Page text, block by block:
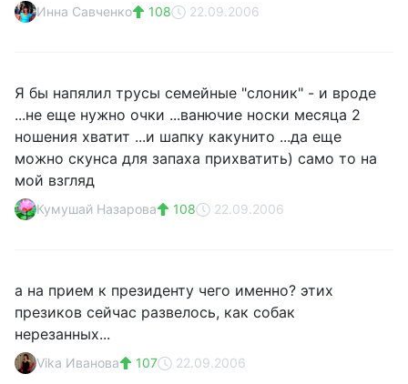
Инна Савченко 108 22.09.2006
Я бы напялил трусы семейные "слоник" - и вроде
...не еще нужно очки ...ванючие носки месяца 2
ношения хватит ...и шапку какунито ...да еще
можно скунса для запаха прихватить) само то на
мой взгляд
Кумушай Назарова 108 22.09.2006
а на прием к президенту чего именно? этих
презиков сейчас развелось, как собак
нерезанных...
Vika Иванова 107 22.09.2006